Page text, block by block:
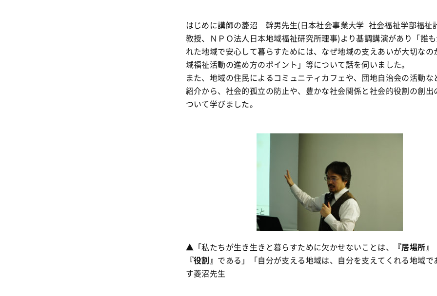
はじめに講師の菱沼 幹男先生(日本社会事業大学 社会福祉学部福祉
教授、ＮＰＯ法人日本地域福祉研究所理事)より基調講演があり「誰
れた地域で安心して暮らすためには、なぜ地域の支えあいが大切なの
域福祉活動の進め方のポイント」等について話を伺いました。
また、地域の住民によるコミュニティカフェや、団地自治会の活動な
紹介から、社会的孤立の防止や、豊かな社会関係と社会的役割の創出
ついて学びました。
▲「私たちが生き生きと暮らすために欠かせないことは、
『居場所』
『役割』 である」「自分が支える地域は、自分を支えてくれる地域で
す菱沼先生